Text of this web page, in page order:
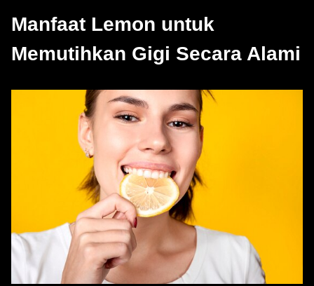
Manfaat Lemon untuk
Memutihkan Gigi Secara Alami